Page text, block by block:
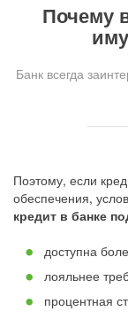
Почему
Банк всегда
Поэтому, если
обеспечения,
кредит в банке
доступна
лояльнее
процентная